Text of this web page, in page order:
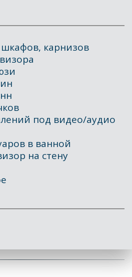
карнизов
под видео/аудио
в ванной
на стену